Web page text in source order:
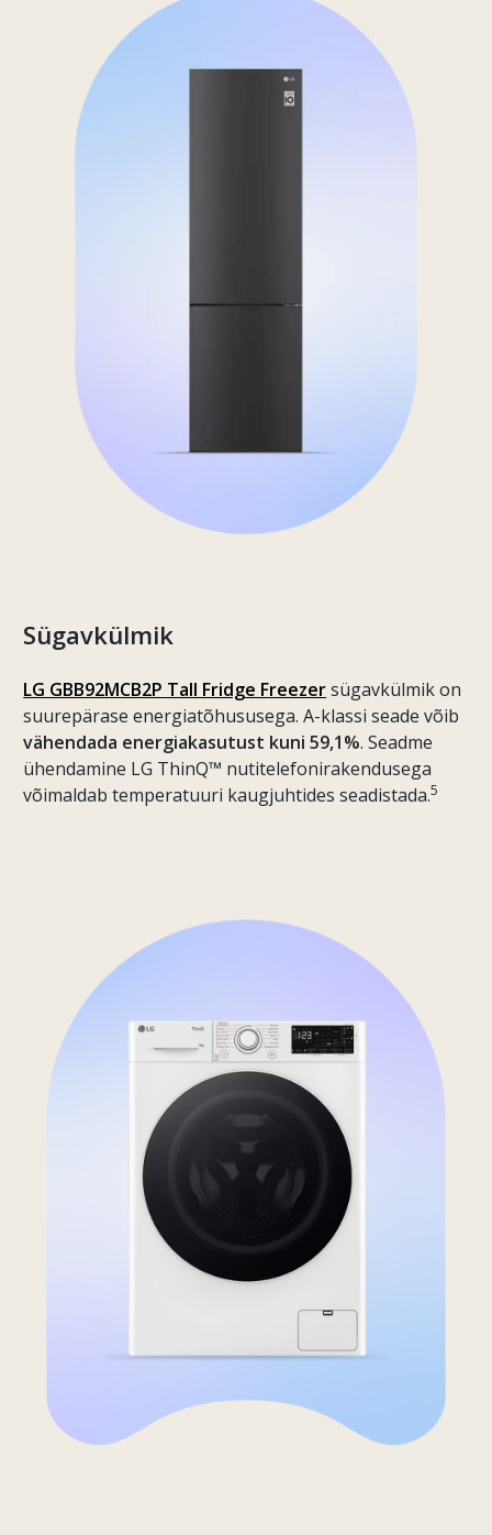
Sügavkülmik
LG GBB92MCB2P Tall Fridge Freezersügavkülmik on
suurepärase energiatõhususega. A-klassi seade võib
vähendada energiakasutust kuni 59,1%. Seadme
ühendamine LG ThinQ™ nutitelefonirakendusega
võimaldab temperatuuri kaugjuhtides seadistada.5